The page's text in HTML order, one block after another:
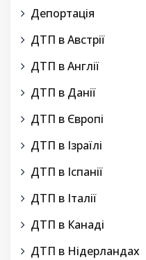
Депортація
ДТП в Австрії
ДТП в Англії
ДТП в Данії
ДТП в Європі
ДТП в Ізраїлі
ДТП в Іспанії
ДТП в Італії
ДТП в Канаді
ДТП в Нідерландах